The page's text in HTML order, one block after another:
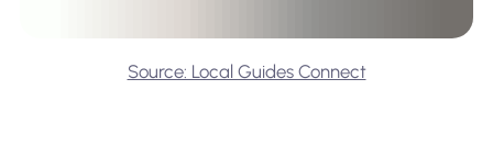
Source: Local Guides Connect